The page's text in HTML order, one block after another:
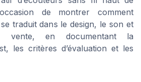
de montrer comment
traduit dans le design, le son et
vente, en documentant la
les critères d’évaluation et les